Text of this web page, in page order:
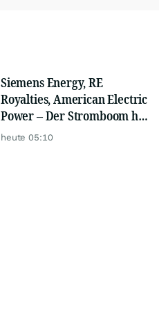
Siemens Energy, RE
Royalties, American Electric
Power – Der Stromboom hat
gerade erst begonnen
heute 05:10